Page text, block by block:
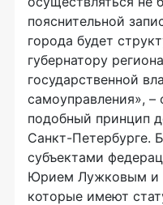
пояснительной
города будет
губернатору
государственной
самоуправления»,
подобный принцип
Санкт-Петербурге.
субъектами
Юрием Лужковым и
которые имеют